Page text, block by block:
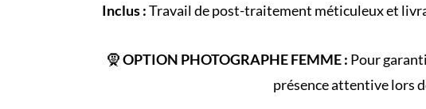
Inclus :Travail de post-traitement méticuleux et
🧕OPTION PHOTOGRAPHE FEMME : Pour
présence attentive lors